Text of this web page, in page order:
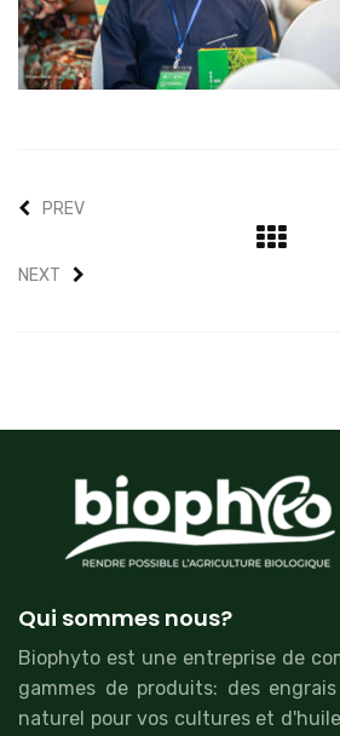
PREV
NEXT
Qui sommes nous?
Biophyto est une entreprise de
gammes de produits: des
naturel pour vos cultures et